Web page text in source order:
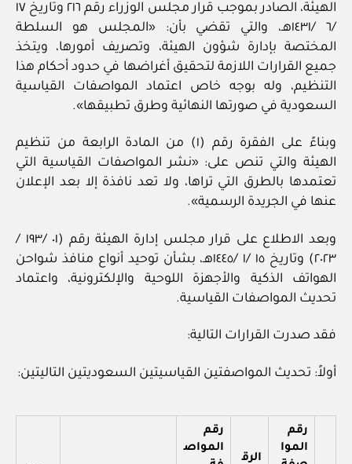
الهيئة، الصادر بموجب قرار مجلس الوزراء رقم ٢١٦ وتاريخ ١٧
/٦ /١٤٣١هـ، والتي تقضي بأن: «المجلس هو السلطة
المختصة بإدارة شؤون الهيئة، وتصريف أمورها، ويتخذ
جميع القرارات اللازمة لتحقيق أغراضها في حدود أحكام هذا
التنظيم، وله بوجه خاص اعتماد المواصفات القياسية
السعودية في صورتها النهائية وطرق تطبيقها».
وبناءً على الفقرة رقم (١) من المادة الرابعة من تنظيم
الهيئة والتي تنص على: «نشر المواصفات القياسية التي
تعتمدها بالطرق التي تراها، ولا تعد نافذة إلا بعد الإعلان
عنها في الجريدة الرسمية».
وبعد الاطلاع على قرار مجلس إدارة الهيئة رقم (٠١ /١٩٣ /
٢٠٢٣) وتاريخ ١٥ /١ /١٤٤٥هـ، بشأن توحيد أنواع منافذ شواحن
الهواتف الذكية والأجهزة اللوحية والإلكترونية، واعتماد
تحديث المواصفات القياسية.
فقد صدرت القرارات التالية:
أولاً: تحديث المواصفتين القياسيتين السعوديتين التاليتين:
رقم
الموا
الرق
رقم
المواص